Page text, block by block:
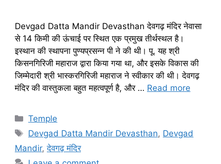
Devgad Datta Mandir Devasthan देवगढ़ मंदिर नेवासा
से 14 किमी की ऊंचाई पर स्थित एक प्रमुख तीर्थस्थल है।
इस्थान की स्थापना पुण्यप्रसन्न पी ने की थी। पू. यह श्री
किसनगिरिजी महाराज द्वारा किया गया था, और इसके विकास की
जिम्मेदारी श्री भास्करगिरिजी महाराज ने स्वीकार की थी। देवगढ़
मंदिर की वास्तुकला बहुत महत्वपूर्ण है, और … Read more
Categories
Temple
Tags
Devgad Datta Mandir Devasthan, Devgad
Mandir,देवगढ़ मंदिर